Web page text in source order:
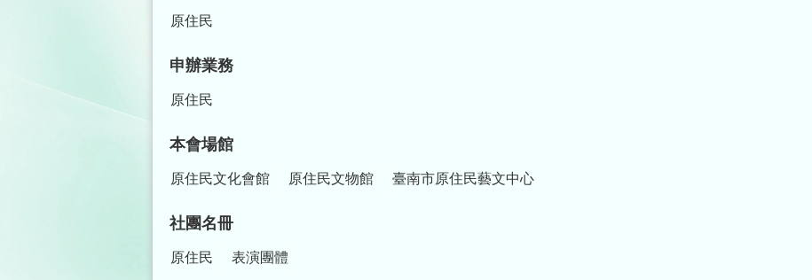
原住民
申辦業務
原住民
本會場館
原住民文化會館 原住民文物館 臺南市原住民藝文中心
社團名冊
原住民 表演團體